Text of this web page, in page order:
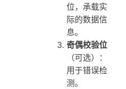
位，承载实
际的数据信
息。
奇偶校验位
（可选）：
用于错误检
测。